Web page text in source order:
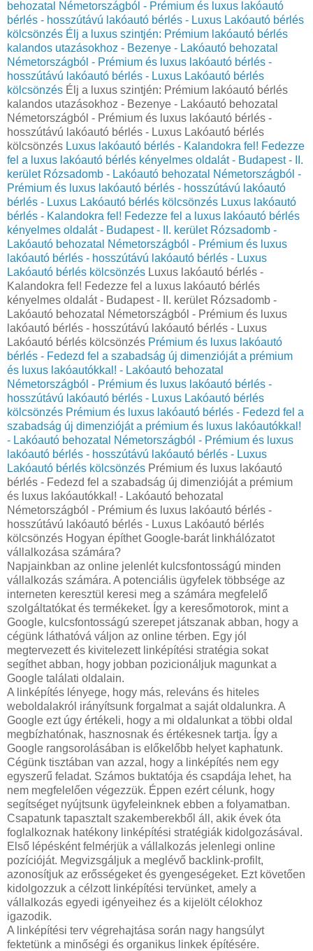
behozatal Németországból - Prémium és luxus lakóautó
bérlés - hosszútávú lakóautó bérlés - Luxus Lakóautó bérlés
kölcsönzés Élj a luxus szintjén: Prémium lakóautó bérlés
kalandos utazásokhoz - Bezenye - Lakóautó behozatal
Németországból - Prémium és luxus lakóautó bérlés -
hosszútávú lakóautó bérlés - Luxus Lakóautó bérlés
kölcsönzés Élj a luxus szintjén: Prémium lakóautó bérlés
kalandos utazásokhoz - Bezenye - Lakóautó behozatal
Németországból - Prémium és luxus lakóautó bérlés -
hosszútávú lakóautó bérlés - Luxus Lakóautó bérlés
kölcsönzés Luxus lakóautó bérlés - Kalandokra fel! Fedezze
fel a luxus lakóautó bérlés kényelmes oldalát - Budapest - II.
kerület Rózsadomb - Lakóautó behozatal Németországból -
Prémium és luxus lakóautó bérlés - hosszútávú lakóautó
bérlés - Luxus Lakóautó bérlés kölcsönzés Luxus lakóautó
bérlés - Kalandokra fel! Fedezze fel a luxus lakóautó bérlés
kényelmes oldalát - Budapest - II. kerület Rózsadomb -
Lakóautó behozatal Németországból - Prémium és luxus
lakóautó bérlés - hosszútávú lakóautó bérlés - Luxus
Lakóautó bérlés kölcsönzés Luxus lakóautó bérlés -
Kalandokra fel! Fedezze fel a luxus lakóautó bérlés
kényelmes oldalát - Budapest - II. kerület Rózsadomb -
Lakóautó behozatal Németországból - Prémium és luxus
lakóautó bérlés - hosszútávú lakóautó bérlés - Luxus
Lakóautó bérlés kölcsönzés Prémium és luxus lakóautó
bérlés - Fedezd fel a szabadság új dimenzióját a prémium
és luxus lakóautókkal! - Lakóautó behozatal
Németországból - Prémium és luxus lakóautó bérlés -
hosszútávú lakóautó bérlés - Luxus Lakóautó bérlés
kölcsönzés Prémium és luxus lakóautó bérlés - Fedezd fel a
szabadság új dimenzióját a prémium és luxus lakóautókkal!
- Lakóautó behozatal Németországból - Prémium és luxus
lakóautó bérlés - hosszútávú lakóautó bérlés - Luxus
Lakóautó bérlés kölcsönzés Prémium és luxus lakóautó
bérlés - Fedezd fel a szabadság új dimenzióját a prémium
és luxus lakóautókkal! - Lakóautó behozatal
Németországból - Prémium és luxus lakóautó bérlés -
hosszútávú lakóautó bérlés - Luxus Lakóautó bérlés
kölcsönzés Hogyan építhet Google-barát linkhálózatot
vállalkozása számára?
Napjainkban az online jelenlét kulcsfontosságú minden
vállalkozás számára. A potenciális ügyfelek többsége az
interneten keresztül keresi meg a számára megfelelő
szolgáltatókat és termékeket. Így a keresőmotorok, mint a
Google, kulcsfontosságú szerepet játszanak abban, hogy a
cégünk láthatóvá váljon az online térben. Egy jól
megtervezett és kivitelezett linképítési stratégia sokat
segíthet abban, hogy jobban pozicionáljuk magunkat a
Google találati oldalain.
A linképítés lényege, hogy más, releváns és hiteles
weboldalakról irányítsunk forgalmat a saját oldalunkra. A
Google ezt úgy értékeli, hogy a mi oldalunkat a többi oldal
megbízhatónak, hasznosnak és értékesnek tartja. Így a
Google rangsorolásában is előkelőbb helyet kaphatunk.
Cégünk tisztában van azzal, hogy a linképítés nem egy
egyszerű feladat. Számos buktatója és csapdája lehet, ha
nem megfelelően végezzük. Éppen ezért célunk, hogy
segítséget nyújtsunk ügyfeleinknek ebben a folyamatban.
Csapatunk tapasztalt szakemberekből áll, akik évek óta
foglalkoznak hatékony linképítési stratégiák kidolgozásával.
Első lépésként felmérjük a vállalkozás jelenlegi online
pozícióját. Megvizsgáljuk a meglévő backlink-profilt,
azonosítjuk az erősségeket és gyengeségeket. Ezt követően
kidolgozzuk a célzott linképítési tervünket, amely a
vállalkozás egyedi igényeihez és a kijelölt célokhoz
igazodik.
A linképítési terv végrehajtása során nagy hangsúlyt
fektetünk a minőségi és organikus linkek építésére.